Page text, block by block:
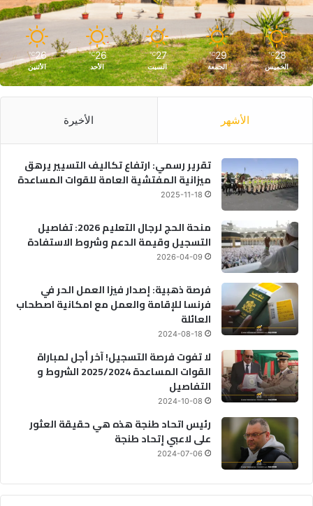
28
℃
الخميس
29
℃
الجمعة
27
℃
السبت
26
℃
الأحد
26
℃
الأثنين
الأشهر الأخيرة
تقرير رسمي: ارتفاع تكاليف التسيير يرهق
ميزانية المفتشية العامة للقوات المساعدة
2025-11-18
منحة الحج لرجال التعليم 2026: تفاصيل
التسجيل وقيمة الدعم وشروط الاستفادة
2026-04-09
فرصة ذهبية: إصدار فيزا العمل الحر في
فرنسا للإقامة والعمل مع امكانية اصطحاب
العائلة
2024-08-18
لا تفوت فرصة التسجيل! آخر أجل لمباراة
القوات المساعدة 2025/2024 الشروط و
التفاصيل
2024-10-08
رئيس اتحاد طنجة هذه هي حقيقة العثور
على لاعبي إتحاد طنجة
2024-07-06